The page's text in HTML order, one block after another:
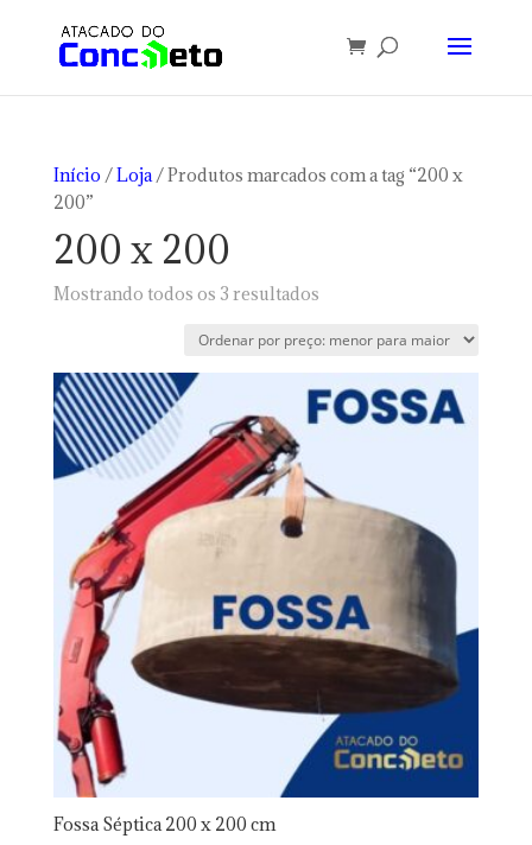
Início /Loja/ Produtos marcados com a tag “200 x
200”
200 x 200
Mostrando todos os 3 resultadosClassificado
preço:
baixo
para
alto
Fossa Séptica 200 x 200 cm